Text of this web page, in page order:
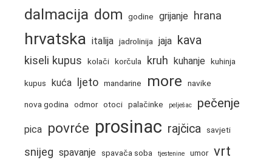
dalmacija dom godine grijanje hrana
hrvatska italija jadrolinija jaja kava
kiseli kupus kolači korčula kruh kuhanje kuhinja
kupus kuća ljeto mandarine more navike
nova godina odmor otoci palačinke pelješac pečenje
pica povrće prosinac rajčica savjeti
snijeg spavanje spavača soba tjestenine umor vrt